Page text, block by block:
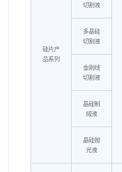
硅片产
品系列
切割液
多晶硅
切割液
金刚线
切割液
晶硅制
绒液
晶硅抛
光液